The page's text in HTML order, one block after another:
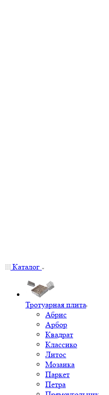
Каталог
Тротуарная плита
Абрис
Арбор
Квадрат
Классико
Литос
Мозаика
Паркет
Петра